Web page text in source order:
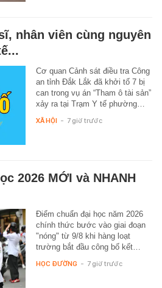
nhân viên cùng nguyên
Cơ quan Cảnh sát điều tra Công
an tỉnh Đắk Lắk đã khởi tố 7 bị
can trong vụ án “Tham ô tài sản”
xảy ra tại Trạm Y tế phường…
XÃ HỘI - 7 giờ trước
2026 MỚI và NHANH
Điểm chuẩn đại học năm 2026
chính thức bước vào giai đoạn
"nóng" từ 9/8 khi hàng loạt
trường bắt đầu công bố kết…
HỌC ĐƯỜNG - 7 giờ trước